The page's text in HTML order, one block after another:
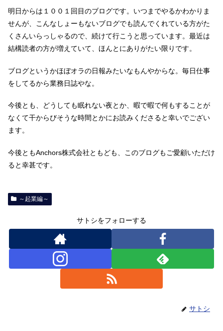
明日からは１００１回目のブログです。いつまでやるかわかりま
せんが、こんなしょーもないブログでも読んでくれている方がた
くさんいらっしゃるので、続けて行こうと思っています。最近は
結構読者の方が増えていて、ほんとにありがたい限りです。
ブログというかほぼオラの日報みたいなもんやからな。毎日仕事
をしてるから業務日誌やな。
今後とも、どうしても眠れない夜とか、暇で暇で何もすることが
なくて干からびそうな時間とかにお読みくださると幸いでござい
ます。
今後ともAnchors株式会社ともども、このブログもご愛顧いただけ
ると幸甚です。
～起業編～
サトシをフォローする
サトシ